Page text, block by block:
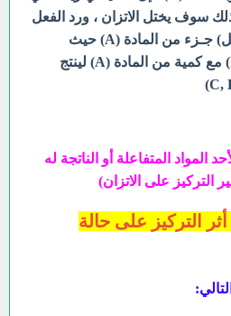
سوف يختل الاتزان ، ورد الفعل
الطبيعي هو استهلاك (تقليل) جـزء من المادة (A) حيث
تتفاعل جزء من المادة (B) مع كمية من المادة (A) لينتج
المواد المتفاعلة أو الناتجة له
التركيز على الاتزان)
التركيز على حالة